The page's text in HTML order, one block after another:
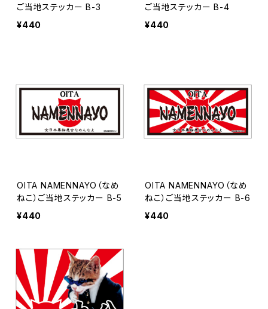
ご当地ステッカー B-3
¥440
ご当地ステッカー B-4
¥440
OITA NAMENNAYO（なめ
ねこ）ご当地ステッカー B-5
¥440
OITA NAMENNAYO（なめ
ねこ）ご当地ステッカー B-6
¥440